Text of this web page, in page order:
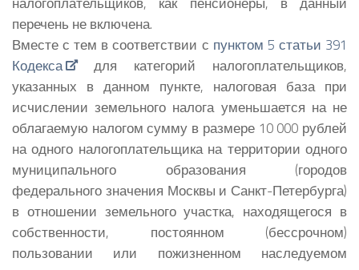
перечень не включена.
Вместе с тем в соответствии с пунктом 5 статьи 391
Кодекса
для категорий налогоплательщиков,
указанных в данном пункте, налоговая база при
исчислении земельного налога уменьшается на не
облагаемую налогом сумму в размере 10 000 рублей
на одного налогоплательщика на территории одного
муниципального образования (городов
федерального значения Москвы и Санкт-Петербурга)
в отношении земельного участка, находящегося в
собственности, постоянном (бессрочном)
пользовании или пожизненном наследуемом